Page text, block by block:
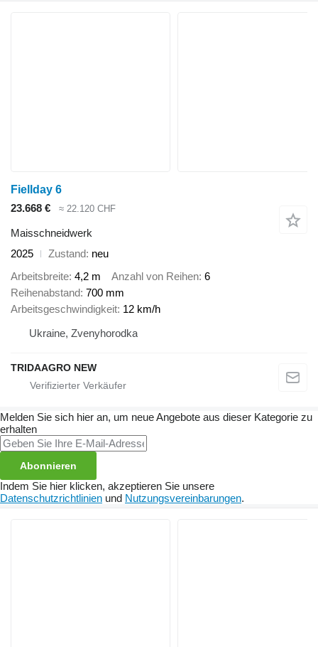
Fiellday 6
23.668 €
≈ 22.120 CHF
Maisschneidwerk
2025
Zustand neu
Arbeitsbreite 4,2 m Anzahl von Reihen 6
Reihenabstand 700 mm
Arbeitsgeschwindigkeit 12 km/h
Ukraine, Zvenyhorodka
TRIDAAGRO NEW
Melden Sie sich hier an, um neue Angebote aus dieser Kategorie zu
erhalten
Abonnieren
Indem Sie hier klicken, akzeptieren Sie unsere
Datenschutzrichtlinien und Nutzungsvereinbarungen.